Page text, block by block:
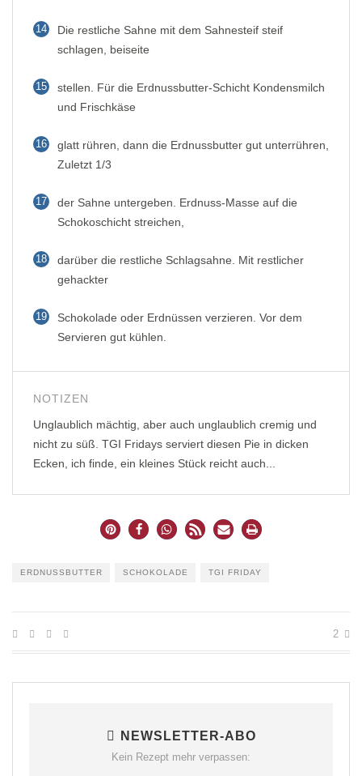
14
Die restliche Sahne mit dem Sahnesteif steif
schlagen, beiseite
15
stellen. Für die Erdnussbutter-Schicht Kondensmilch
und Frischkäse
16
glatt rühren, dann die Erdnussbutter gut unterrühren,
Zuletzt 1/3
17
der Sahne untergeben. Erdnuss-Masse auf die
Schokoschicht streichen,
18
darüber die restliche Schlagsahne. Mit restlicher
gehackter
19
Schokolade oder Erdnüssen verzieren. Vor dem
Servieren gut kühlen.
NOTIZEN
Unglaublich mächtig, aber auch unglaublich cremig und
nicht zu süß. TGI Fridays serviert diesen Pie in dicken
Ecken, ich finde, ein kleines Stück reicht auch...
ERDNUSSBUTTER SCHOKOLADE TGI FRIDAY
2
NEWSLETTER-ABO
Kein Rezept mehr verpassen: